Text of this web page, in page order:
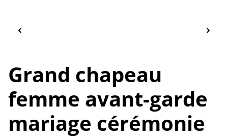
Grand chapeau
femme avant-garde
mariage cérémonie